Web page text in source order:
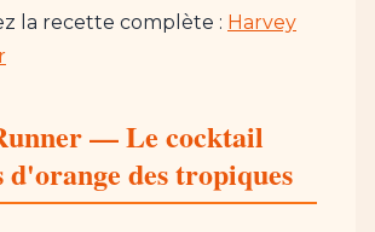
la recette complète : Harvey
— Le cocktail
des tropiques